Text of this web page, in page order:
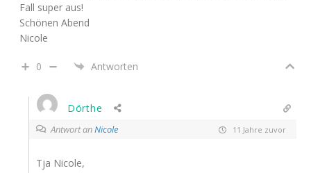
Fall super aus!
Schönen Abend
Nicole
0 Antworten
Dörthe
Antwort anNicole 11 Jahre zuvor
Tja Nicole,